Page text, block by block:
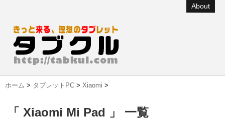
About
ホーム > タブレットPC > Xiaomi >
「 Xiaomi Mi Pad 」 一覧